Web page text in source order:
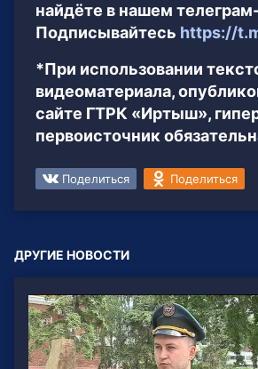
найдёте в нашем
Подписывайтесь https://
*При использовании
видеоматериала,
сайте ГТРК «Иртыш»,
первоисточник
Поделиться Поделиться
ДРУГИЕ НОВОСТИ